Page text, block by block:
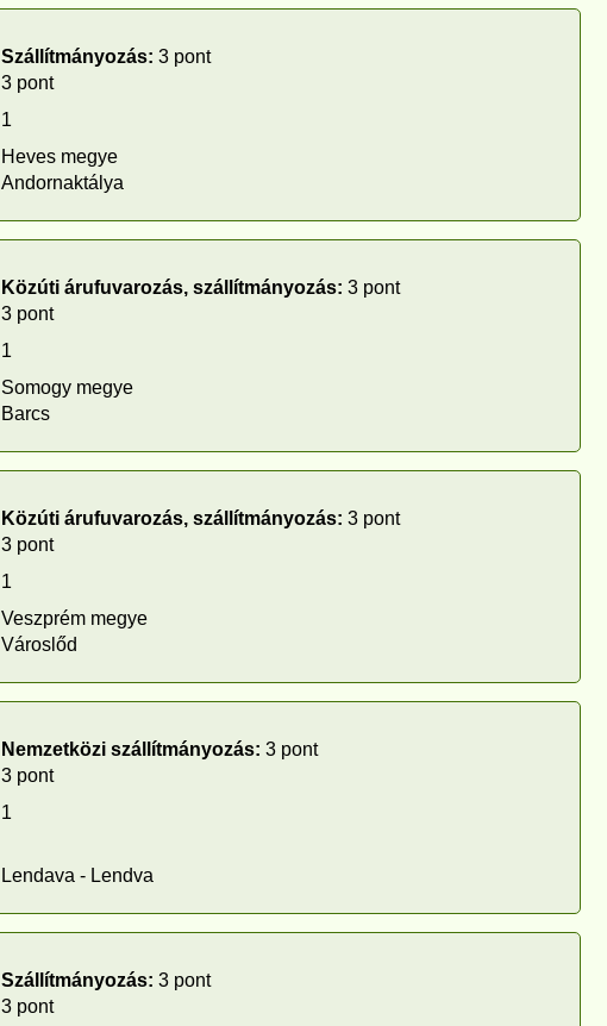
Szállítmányozás: 3 pont
3 pont
1
Heves megye
Andornaktálya
Közúti árufuvarozás, szállítmányozás: 3 pont
3 pont
1
Somogy megye
Barcs
Közúti árufuvarozás, szállítmányozás: 3 pont
3 pont
1
Veszprém megye
Városlőd
Nemzetközi szállítmányozás: 3 pont
3 pont
1
Lendava - Lendva
Szállítmányozás: 3 pont
3 pont